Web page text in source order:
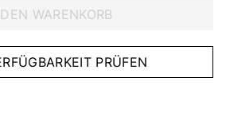
WARENKORB
PRÜFEN